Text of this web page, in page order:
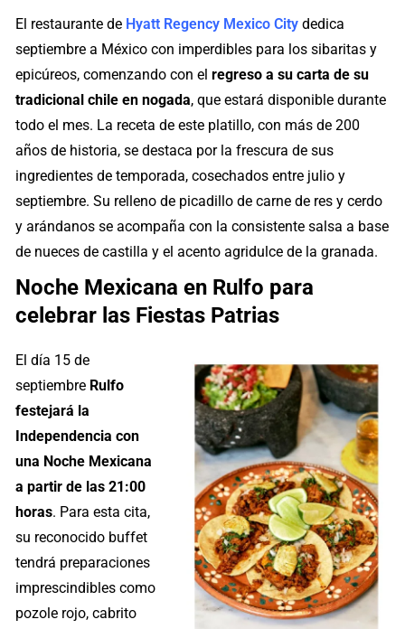
El restaurante de Hyatt Regency Mexico City dedica
septiembre a México con imperdibles para los sibaritas y
epicúreos, comenzando con elregreso a su carta de su
tradicional chile en nogada, que estará disponible durante
todo el mes. La receta de este platillo, con más de 200
años de historia, se destaca por la frescura de sus
ingredientes de temporada, cosechados entre julio y
septiembre. Su relleno de picadillo de carne de res y cerdo
y arándanos se acompaña con la consistente salsa a base
de nueces de castilla y el acento agridulce de la granada.
Noche Mexicana en Rulfo para
celebrar las Fiestas Patrias
El día 15 de
septiembre Rulfo
festejará la
Independencia con
una Noche Mexicana
a partir de las 21:00
horas. Para esta cita,
su reconocido buffet
tendrá preparaciones
imprescindibles como
pozole rojo, cabrito